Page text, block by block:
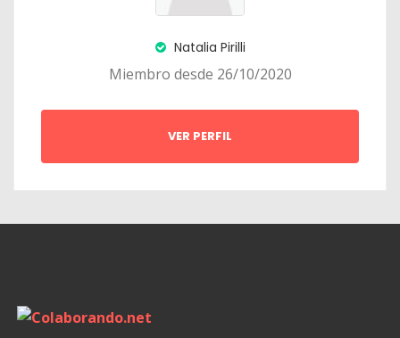
Natalia Pirilli
Miembro desde 26/10/2020
VER PERFIL